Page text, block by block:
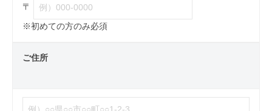
〒
※初めての方のみ必須
ご住所